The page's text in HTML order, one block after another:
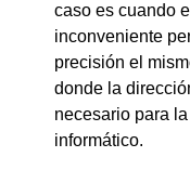
caso es cuando
inconveniente
precisión el
donde la
necesario para
informático.